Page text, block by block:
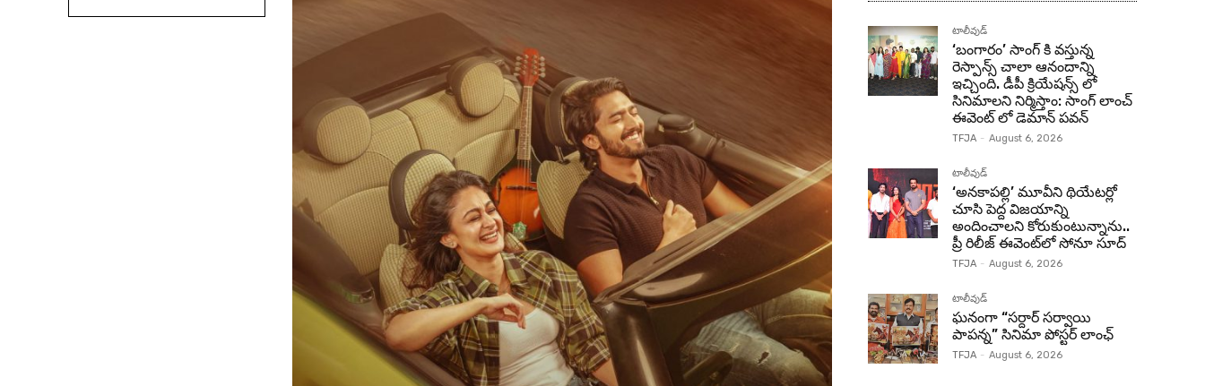
టాలీవుడ్
‘బంగారం’ సాంగ్ కి వస్తున్న
రెస్పాన్స్ చాలా ఆనందాన్ని
ఇచ్చింది. డీపీ క్రియేషన్స్ లో
సినిమాలని నిర్మిస్తాం: సాంగ్ లాంచ్
ఈవెంట్ లో డెమాన్ పవన్
TFJA - August 6, 2026
టాలీవుడ్
‘అనకాపల్లి’ మూవీని థియేటర్లో
చూసి పెద్ద విజయాన్ని
అందించాలని కోరుకుంటున్నాను..
ప్రీ రిలీజ్ ఈవెంట్‌లో సోనూ సూద్
TFJA - August 6, 2026
టాలీవుడ్
ఘనంగా “సర్దార్ సర్వాయి
పాపన్న” సినిమా పోస్టర్ లాంఛ్
TFJA - August 6, 2026